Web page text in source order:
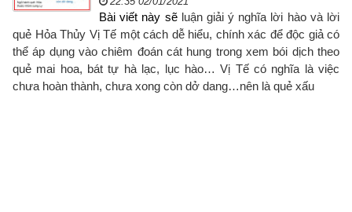
Bài viết này sẽ luận giải ý nghĩa lời hào và lời
quẻ Hỏa Thủy Vị Tế một cách dễ hiểu, chính xác để độc giả có
thể áp dụng vào chiêm đoán cát hung trong xem bói dịch theo
quẻ mai hoa, bát tự hà lạc, lục hào… Vị Tế có nghĩa là việc
chưa hoàn thành, chưa xong còn dở dang…nên là quẻ xấu